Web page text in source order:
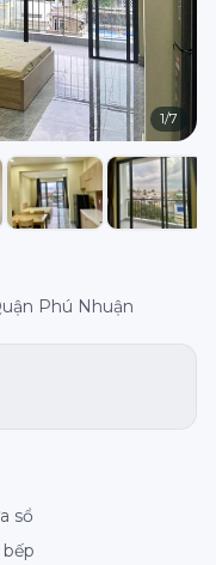
1/7
Phú Nhuận
sổ
bếp